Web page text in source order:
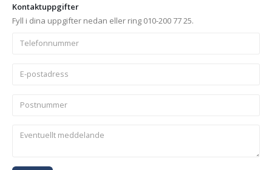
Kontaktuppgifter
Fyll i dina uppgifter nedan eller ring 010-200 77 25.